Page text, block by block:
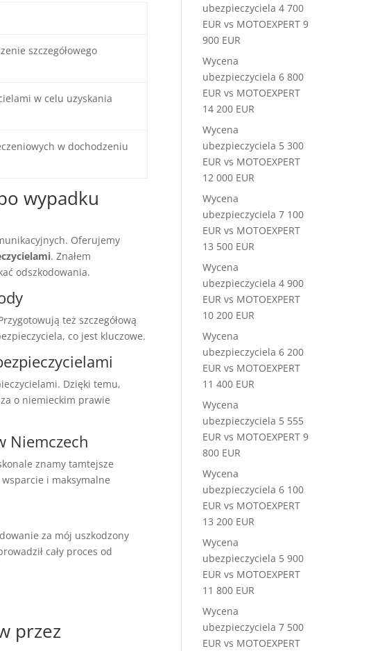
szczegółowego
w celu uzyskania
w dochodzeniu
wypadku
Oferujemy
. Znałem
odszkodowania.
też szczegółową
co jest kluczowe.
Dzięki temu,
o niemieckim prawie
Niemczech
znamy tamtejsze
i maksymalne
za mój uszkodzony
cały proces od
przez
ubezpieczyciela 4 700
EUR vs MOTOEXPERT 9
900 EUR
Wycena
ubezpieczyciela 6 800
EUR vs MOTOEXPERT
14 200 EUR
Wycena
ubezpieczyciela 5 300
EUR vs MOTOEXPERT
12 000 EUR
Wycena
ubezpieczyciela 7 100
EUR vs MOTOEXPERT
13 500 EUR
Wycena
ubezpieczyciela 4 900
EUR vs MOTOEXPERT
10 200 EUR
Wycena
ubezpieczyciela 6 200
EUR vs MOTOEXPERT
11 400 EUR
Wycena
ubezpieczyciela 5 555
EUR vs MOTOEXPERT 9
800 EUR
Wycena
ubezpieczyciela 6 100
EUR vs MOTOEXPERT
13 200 EUR
Wycena
ubezpieczyciela 5 900
EUR vs MOTOEXPERT
11 800 EUR
Wycena
ubezpieczyciela 7 500
EUR vs MOTOEXPERT